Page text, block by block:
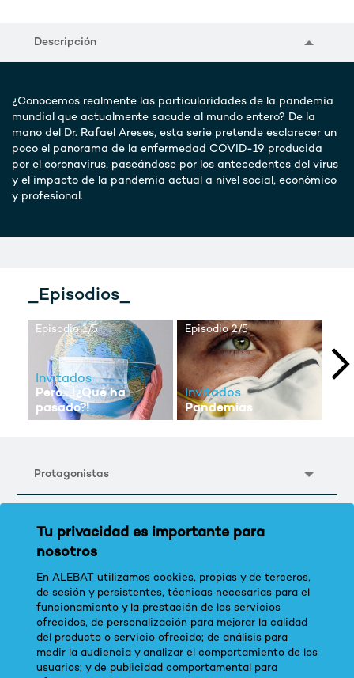
Tu privacidad es importante para
nosotros
En ALEBAT utilizamos cookies, propias y de terceros,
de sesión y persistentes, técnicas necesarias para el
funcionamiento y la prestación de los servicios
ofrecidos, de personalización para mejorar la calidad
del producto o servicio ofrecido; de análisis para
medir la audiencia y analizar el comportamiento de los
usuarios; y de publicidad comportamental para
Descripción
¿Conocemos realmente las particularidades de la pandemia
mundial que actualmente sacude al mundo entero? De la
mano del Dr. Rafael Areses, esta serie pretende esclarecer un
poco el panorama de la enfermedad COVID-19 producida
por el coronavirus, paseándose por los antecedentes del virus
y el impacto de la pandemia actual a nivel social, económico
y profesional.
_Episodios_
Episodio 1/5
Invitados
Pero...!¿Qué ha
pasado?!
Episodio 2/5
Invitados
Pandemias
Protagonistas